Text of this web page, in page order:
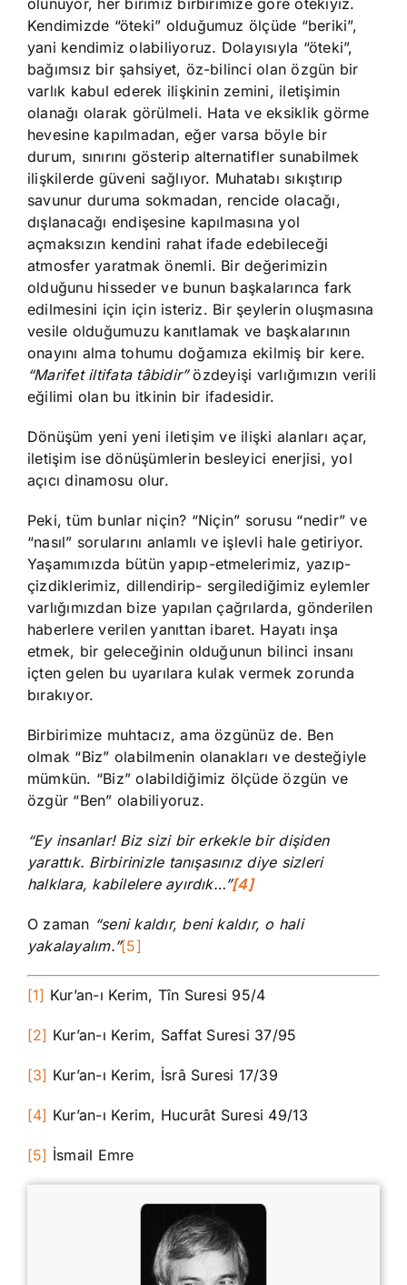
Kendimizde “öteki” olduğumuz ölçüde “beriki”,
yani kendimiz olabiliyoruz. Dolayısıyla “öteki”,
bağımsız bir şahsiyet, öz-bilinci olan özgün bir
varlık kabul ederek ilişkinin zemini, iletişimin
olanağı olarak görülmeli. Hata ve eksiklik görme
hevesine kapılmadan, eğer varsa böyle bir
durum, sınırını gösterip alternatifler sunabilmek
ilişkilerde güveni sağlıyor. Muhatabı sıkıştırıp
savunur duruma sokmadan, rencide olacağı,
dışlanacağı endişesine kapılmasına yol
açmaksızın kendini rahat ifade edebileceği
atmosfer yaratmak önemli. Bir değerimizin
olduğunu hisseder ve bunun başkalarınca fark
edilmesini için için isteriz. Bir şeylerin oluşmasına
vesile olduğumuzu kanıtlamak ve başkalarının
onayını alma tohumu doğamıza ekilmiş bir kere.
“Marifet iltifata tâbidir”özdeyişi varlığımızın verili
eğilimi olan bu itkinin bir ifadesidir.
Dönüşüm yeni yeni iletişim ve ilişki alanları açar,
iletişim ise dönüşümlerin besleyici enerjisi, yol
açıcı dinamosu olur.
Peki, tüm bunlar niçin? “Niçin” sorusu “nedir” ve
“nasıl” sorularını anlamlı ve işlevli hale getiriyor.
Yaşamımızda bütün yapıp-etmelerimiz, yazıp-
çizdiklerimiz, dillendirip- sergilediğimiz eylemler
varlığımızdan bize yapılan çağrılarda, gönderilen
haberlere verilen yanıttan ibaret. Hayatı inşa
etmek, bir geleceğinin olduğunun bilinci insanı
içten gelen bu uyarılara kulak vermek zorunda
bırakıyor.
Birbirimize muhtacız, ama özgünüz de. Ben
olmak “Biz” olabilmenin olanakları ve desteğiyle
mümkün. “Biz” olabildiğimiz ölçüde özgün ve
özgür “Ben” olabiliyoruz.
“Ey insanlar! Biz sizi bir erkekle bir dişiden
yarattık. Birbirinizle tanışasınız diye sizleri
halklara, kabilelere ayırdık…”[4]
O zaman “seni kaldır, beni kaldır, o hali
yakalayalım.”[5]
[1] Kur’an-ı Kerim, Tîn Suresi 95/4
[2] Kur’an-ı Kerim, Saffat Suresi 37/95
[3] Kur’an-ı Kerim, İsrâ Suresi 17/39
[4] Kur’an-ı Kerim, Hucurât Suresi 49/13
[5] İsmail Emre